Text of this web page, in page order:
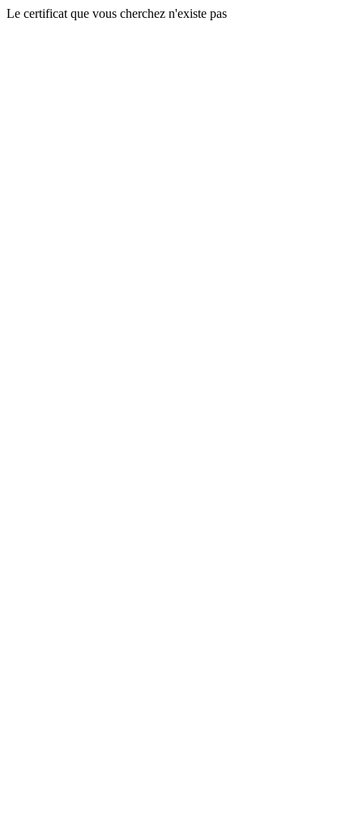
Le certificat que vous cherchez n'existe pas